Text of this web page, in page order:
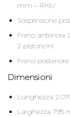
mm – R16V
Sospensione
Freno
2 pistoncini
Freno
Dimensioni
Lunghezza
Larghezza 795